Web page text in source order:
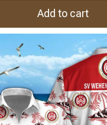
Add to cart